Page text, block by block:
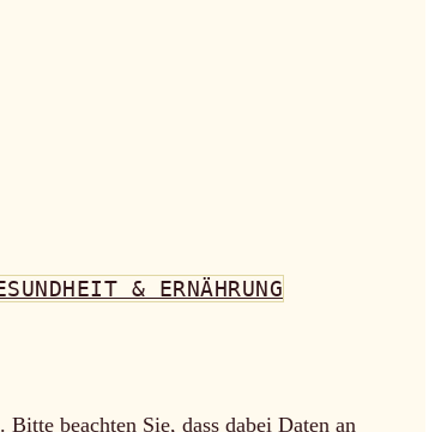
& ERNÄHRUNG
beachten Sie, dass dabei Daten an